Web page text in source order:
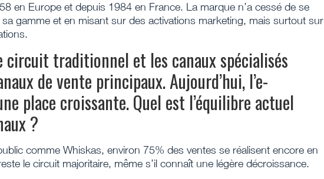
en Europe et depuis 1984 en France. La marque n’a cessé de se
gamme et en misant sur des activations marketing, mais surtout sur
traditionnel et les canaux spécialisés
de vente principaux. Aujourd’hui, l’e-
place croissante. Quel est l’équilibre actuel
?
comme Whiskas, environ 75% des ventes se réalisent encore en
le circuit majoritaire, même s’il connaît une légère décroissance.